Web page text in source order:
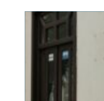
tak på hårda prov.
Många
frågar sig om ett
tak ska lagas,
eller bytas helt, o...